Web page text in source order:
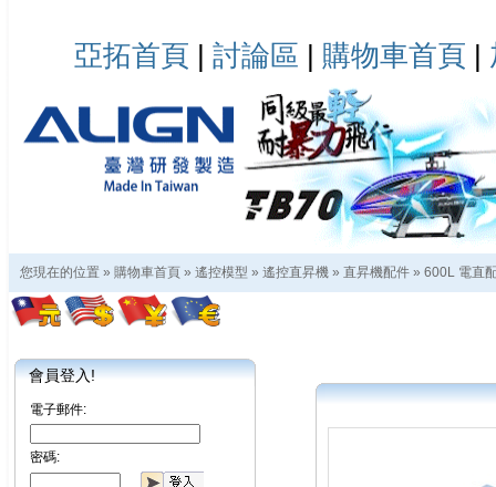
亞拓首頁 | 討論區 | 購物車首頁 |
您現在的位置 » 購物車首頁 » 遙控模型 » 遙控直昇機 » 直昇機配件 » 600L 電直
會員登入!
電子郵件:
密碼: